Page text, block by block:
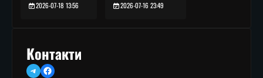
2026-07-18 13:56
2026-07-16 23:49
Контакти
TelegramFacebook